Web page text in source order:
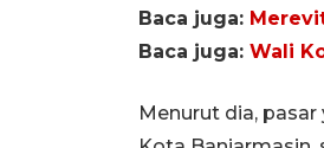
Baca juga:
Baca juga: Wali
Menurut dia,